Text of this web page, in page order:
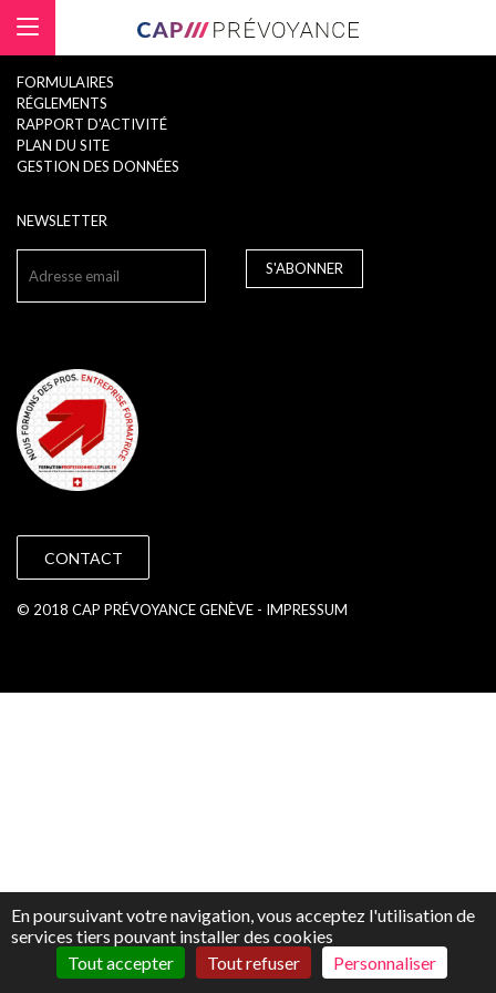
FORMULAIRES
RÉGLEMENTS
RAPPORT D'ACTIVITÉ
PLAN DU SITE
GESTION DES DONNÉES
NEWSLETTER
S'ABONNER
CONTACT
© 2018 CAP PRÉVOYANCE GENÈVE - IMPRESSUM
Panneau de gestion des cookies
En poursuivant votre navigation, vous acceptez l'utilisation de
services tiers pouvant installer des cookies
Tout accepter
Tout refuser Personnaliser